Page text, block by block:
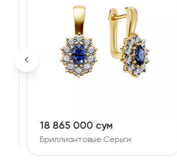
18 865 000 сум
Бриллиантовые Серьги